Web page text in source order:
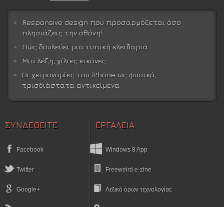
Responsive design που προσαρμόζεται όσο
πλησιάζεις την οθόνη!
Πώς δουλεύει μια τυπική κλειδαριά
Μια λέξη, χίλιες εικόνες
Οι χειρονομίες του iPhone ως φυσικά,
τρισδιάστατα αντικείμενα
ΣΥΝΔΕΘΕΙΤΕ
Facebook
Twitter
Google+
ΕΡΓΑΛΕΙΑ
Windows 8 App
Freeweird e-zine
Λεξικό όρων τεχνολογίας